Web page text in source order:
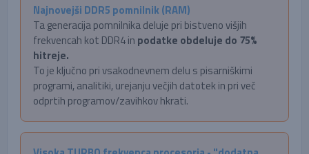
Najnovejši DDR5 pomnilnik (RAM)
Ta generacija pomnilnika deluje pri bistveno višjih
frekvencah kot DDR4 in podatke obdeluje do 75%
hitreje.
To je ključno pri vsakodnevnem delu s pisarniškimi
programi, analitiki, urejanju večjih datotek in pri več
odprtih programov/zavihkov hkrati.